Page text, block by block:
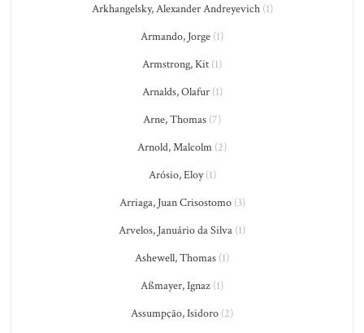
Arkhangelsky, Alexander Andreyevich(1)
Armando, Jorge (1)
Armstrong, Kit (1)
Arnalds, Olafur(1)
Arne, Thomas (7)
Arnold, Malcolm (2)
Arósio, Eloy(1)
Arriaga, Juan Crisostomo(3)
Arvelos, Januário da Silva (1)
Ashewell, Thomas (1)
Aßmayer, Ignaz (1)
Assumpção, Isidoro (2)